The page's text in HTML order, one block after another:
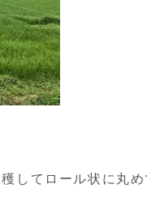
してロール状に丸め